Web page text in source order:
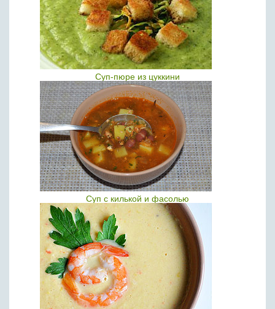
Суп-пюре из цуккини
Суп с килькой и фасолью